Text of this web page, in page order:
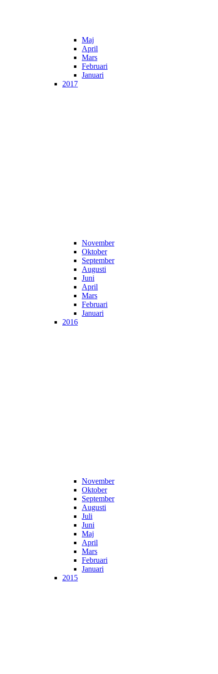
Maj
April
Mars
Februari
Januari
2017
November
Oktober
September
Augusti
Juni
April
Mars
Februari
Januari
2016
November
Oktober
September
Augusti
Juli
Juni
Maj
April
Mars
Februari
Januari
2015